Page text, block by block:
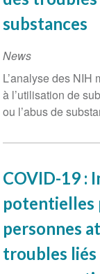
substances
News
L’analyse des
à l’utilisation de
ou l’abus de
COVID-19 :
potentielles
personnes
troubles liés